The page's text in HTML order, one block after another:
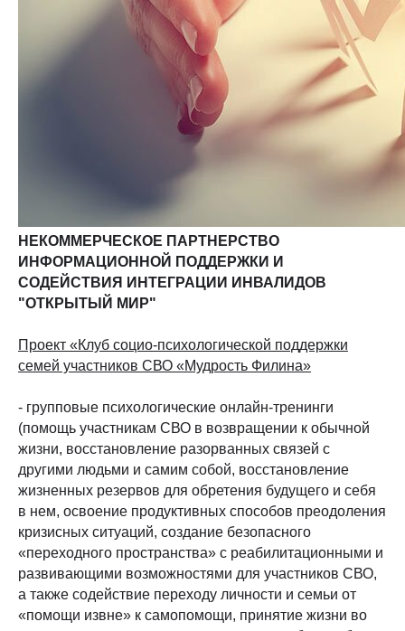
НЕКОММЕРЧЕСКОЕ ПАРТНЕРСТВО
ИНФОРМАЦИОННОЙ ПОДДЕРЖКИ И
СОДЕЙСТВИЯ ИНТЕГРАЦИИ ИНВАЛИДОВ
"ОТКРЫТЫЙ МИР"
Проект «Клуб социо-психологической поддержки
семей участников СВО «Мудрость Филина»
- групповые психологические онлайн-тренинги
(помощь участникам СВО в возвращении к обычной
жизни, восстановление разорванных связей с
другими людьми и самим собой, восстановление
жизненных резервов для обретения будущего и себя
в нем, освоение продуктивных способов преодоления
кризисных ситуаций, создание безопасного
«переходного пространства» с реабилитационными и
развивающими возможностями для участников СВО,
а также содействие переходу личности и семьи от
«помощи извне» к самопомощи, принятие жизни во